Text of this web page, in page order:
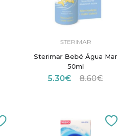
STERIMAR
Sterimar Bebé Água Mar
50ml
5.30€ 8.60€